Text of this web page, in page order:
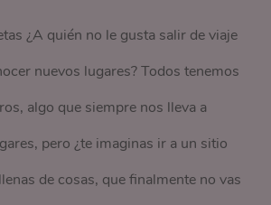
¿A quién no le gusta salir de viaje
nuevos lugares? Todos tenemos
algo que siempre nos lleva a
pero ¿te imaginas ir a un sitio
de cosas, que finalmente no vas